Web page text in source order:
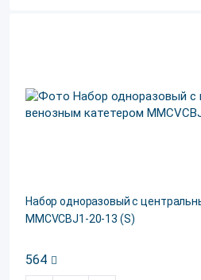
Набор одноразовый с
MMCVCBJ1-20-13 (S)
564